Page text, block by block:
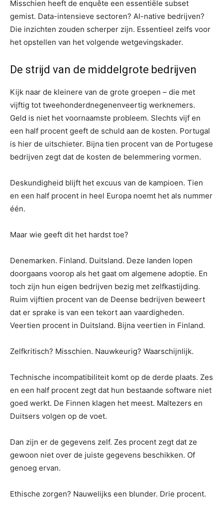
Misschien heeft de enquête een essentiële subset
gemist. Data-intensieve sectoren? AI-native bedrijven?
Die inzichten zouden scherper zijn. Essentieel zelfs voor
het opstellen van het volgende wetgevingskader.
De strijd van de middelgrote bedrijven
Kijk naar de kleinere van de grote groepen – die met
vijftig tot tweehonderdnegenenveertig werknemers.
Geld is niet het voornaamste probleem. Slechts vijf en
een half procent geeft de schuld aan de kosten. Portugal
is hier de uitschieter. Bijna tien procent van de Portugese
bedrijven zegt dat de kosten de belemmering vormen.
Deskundigheid blijft het excuus van de kampioen. Tien
en een half procent in heel Europa noemt het als nummer
één.
Maar wie geeft dit het hardst toe?
Denemarken. Finland. Duitsland. Deze landen lopen
doorgaans voorop als het gaat om algemene adoptie. En
toch zijn hun eigen bedrijven bezig met zelfkastijding.
Ruim vijftien procent van de Deense bedrijven beweert
dat er sprake is van een tekort aan vaardigheden.
Veertien procent in Duitsland. Bijna veertien in Finland.
Zelfkritisch? Misschien. Nauwkeurig? Waarschijnlijk.
Technische incompatibiliteit komt op de derde plaats. Zes
en een half procent zegt dat hun bestaande software niet
goed werkt. De Finnen klagen het meest. Maltezers en
Duitsers volgen op de voet.
Dan zijn er de gegevens zelf. Zes procent zegt dat ze
gewoon niet over de juiste gegevens beschikken. Of
genoeg ervan.
Ethische zorgen? Nauwelijks een blunder. Drie procent.